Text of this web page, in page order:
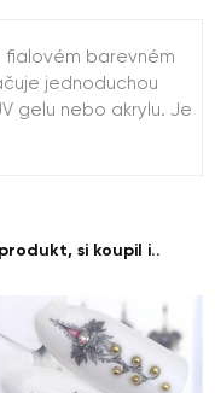
fialovém barevném
jednoduchou
gelu nebo akrylu. Je
si koupil i..